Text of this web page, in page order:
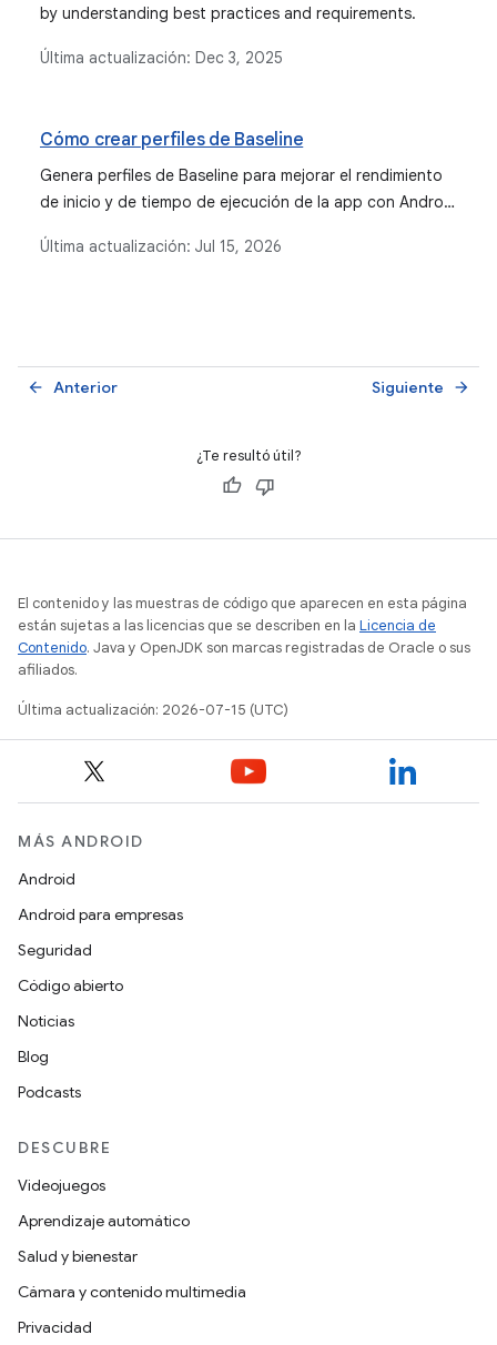
by understanding best practices and requirements.
Última actualización: Dec 3, 2025
Cómo crear perfiles de Baseline
Genera perfiles de Baseline para mejorar el rendimiento
de inicio y de tiempo de ejecución de la app con Android
Última actualización: Jul 15, 2026
Anterior
arrow_back Siguiente arrow_forward
¿Te resultó útil?
El contenido y las muestras de código que aparecen en esta página
están sujetas a las licencias que se describen en la Licencia de
Contenido. Java y OpenJDK son marcas registradas de Oracle o sus
afiliados.
Última actualización: 2026-07-15 (UTC)
MÁS ANDROID
Android
Android para empresas
Seguridad
Código abierto
Noticias
Blog
Podcasts
DESCUBRE
Videojuegos
Aprendizaje automático
Salud y bienestar
Cámara y contenido multimedia
Privacidad